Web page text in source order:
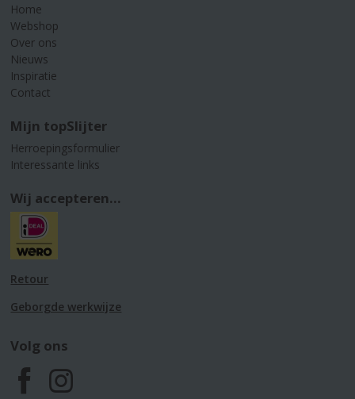
Home
Webshop
Over ons
Nieuws
Inspiratie
Contact
Mijn topSlijter
Herroepingsformulier
Interessante links
Wij accepteren...
Retour
Geborgde werkwijze
Volg ons
F I